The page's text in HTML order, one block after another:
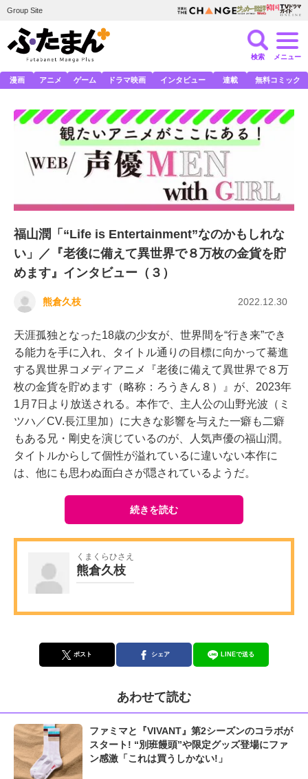
Group Site
検索 メニュー
漫画 アニメ ゲーム ドラマ映画 インタビュー 連載 無料コミック
福山潤「“Life is Entertainment”なのかもしれな
い」／『老後に備えて異世界で８万枚の金貨を貯
めます』インタビュー（３）
熊倉久枝 2022.12.30
天涯孤独となった18歳の少女が、世界間を“行き来”でき
る能力を手に入れ、タイトル通りの目標に向かって驀進
する異世界コメディアニメ『老後に備えて異世界で８万
枚の金貨を貯めます（略称：ろうきん８）』が、2023年
1月7日より放送される。本作で、主人公の山野光波（ミ
ツハ／CV.長江里加）に大きな影響を与えた一癖も二癖
もある兄・剛史を演じているのが、人気声優の福山潤。
タイトルからして個性が溢れているに違いない本作に
は、他にも思わぬ面白さが隠されているようだ。
続きを読む
くまくらひさえ
熊倉久枝
ポスト シェア LINEで送る
あわせて読む
ファミマと『VIVANT』第2シーズンのコラボが
スタート! “別班饅頭”や限定グッズ登場にファ
ン感激「これは買うしかない!」